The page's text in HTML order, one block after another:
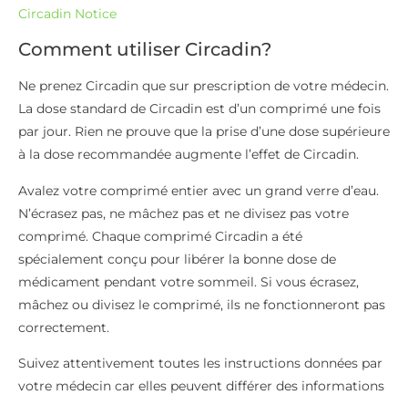
Circadin Notice
Comment utiliser Circadin?
Ne prenez Circadin que sur prescription de votre médecin.
La dose standard de Circadin est d’un comprimé une fois
par jour. Rien ne prouve que la prise d’une dose supérieure
à la dose recommandée augmente l’effet de Circadin.
Avalez votre comprimé entier avec un grand verre d’eau.
N’écrasez pas, ne mâchez pas et ne divisez pas votre
comprimé. Chaque comprimé Circadin a été
spécialement conçu pour libérer la bonne dose de
médicament pendant votre sommeil. Si vous écrasez,
mâchez ou divisez le comprimé, ils ne fonctionneront pas
correctement.
Suivez attentivement toutes les instructions données par
votre médecin car elles peuvent différer des informations